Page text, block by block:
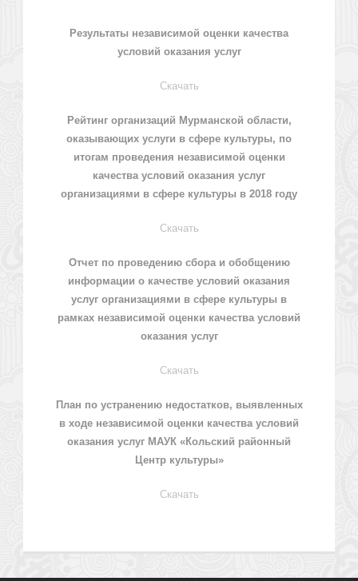
Результаты независимой оценки качества
условий оказания услуг
Скачать
Рейтинг организаций Мурманской области,
оказывающих услуги в сфере культуры, по
итогам проведения независимой оценки
качества условий оказания услуг
организациями в сфере культуры в 2018 году
Скачать
Отчет по проведению сбора и обобщению
информации о качестве условий оказания
услуг организациями в сфере культуры в
рамках независимой оценки качества условий
оказания услуг
Скачать
План по устранению недостатков, выявленных
в ходе независимой оценки качества условий
оказания услуг МАУК «Кольский районный
Центр культуры»
Скачать